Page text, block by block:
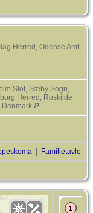
Herred, Odense Amt,
Slot, Sæby Sogn,
Herred, Roskilde
Danmark
| Familietavle